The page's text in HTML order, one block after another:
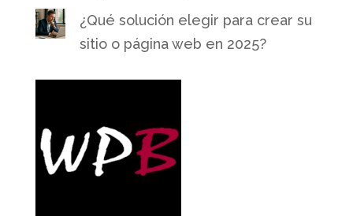
¿Qué solución elegir para crear su
sitio o página web en 2025?